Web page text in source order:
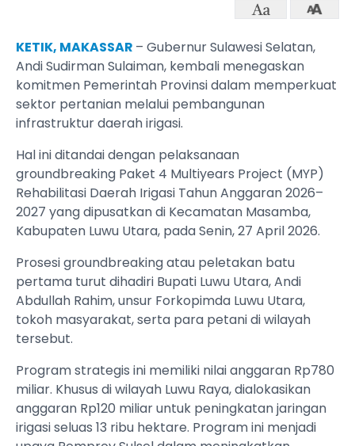
KETIK, MAKASSAR – Gubernur Sulawesi Selatan,
Andi Sudirman Sulaiman, kembali menegaskan
komitmen Pemerintah Provinsi dalam memperkuat
sektor pertanian melalui pembangunan
infrastruktur daerah irigasi.
Hal ini ditandai dengan pelaksanaan
groundbreaking Paket 4 Multiyears Project (MYP)
Rehabilitasi Daerah Irigasi Tahun Anggaran 2026–
2027 yang dipusatkan di Kecamatan Masamba,
Kabupaten Luwu Utara, pada Senin, 27 April 2026.
Prosesi groundbreaking atau peletakan batu
pertama turut dihadiri Bupati Luwu Utara, Andi
Abdullah Rahim, unsur Forkopimda Luwu Utara,
tokoh masyarakat, serta para petani di wilayah
tersebut.
Program strategis ini memiliki nilai anggaran Rp780
miliar. Khusus di wilayah Luwu Raya, dialokasikan
anggaran Rp120 miliar untuk peningkatan jaringan
irigasi seluas 13 ribu hektare. Program ini menjadi